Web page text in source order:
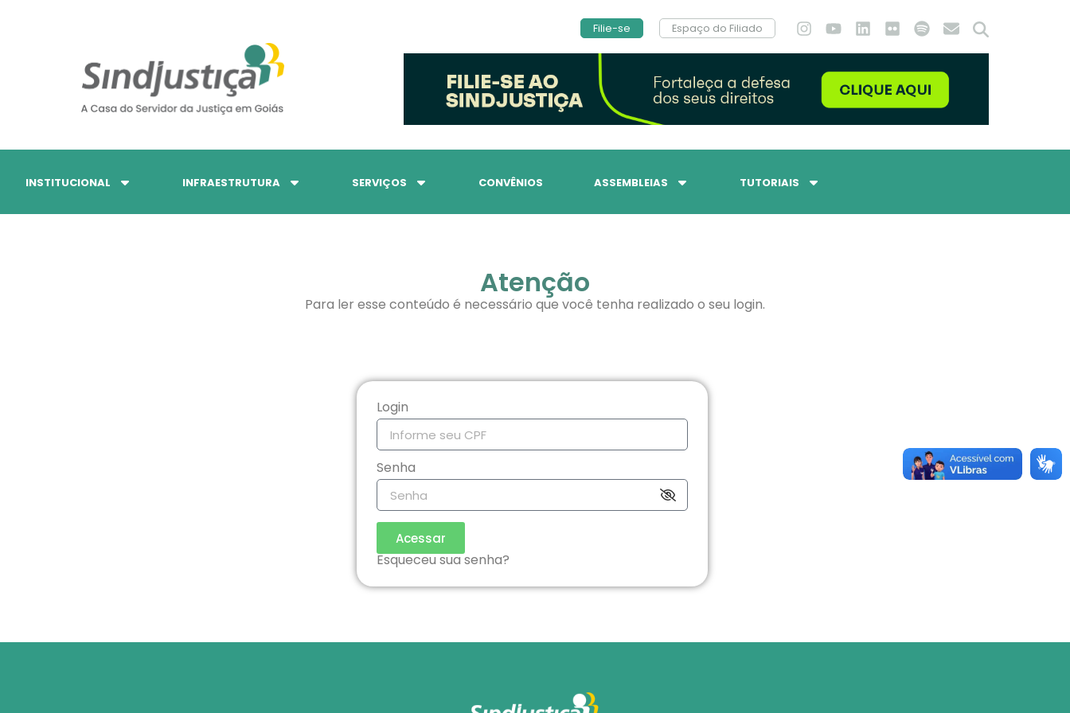
Filie-se Espaço do Filiado
INSTITUCIONAL INFRAESTRUTURA SERVIÇOS CONVÊNIOS ASSEMBLEIAS TUTORIAIS
Atenção
Para ler esse conteúdo é necessário que você tenha realizado o seu login.
Login
Senha
Acessar
Esqueceu sua senha?